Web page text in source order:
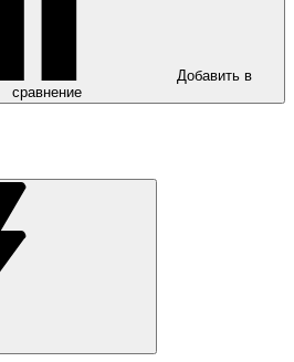
Добавить в
сравнение